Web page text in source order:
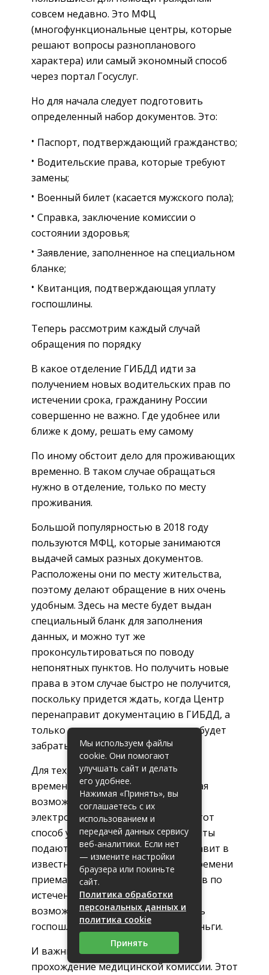
совсем недавно. Это МФЦ
(многофункциональные центры, которые
решают вопросы разнопланового
характера) или самый экономный способ
через портал Госуслуг.
Но для начала следует подготовить
определенный набор документов. Это:
Паспорт, подтверждающий гражданство;
Водительские права, которые требуют
замены;
Военный билет (касается мужского пола);
Справка, заключение комиссии о
состоянии здоровья;
Заявление, заполненное на специальном
бланке;
Квитанция, подтверждающая уплату
госпошлины.
Теперь рассмотрим каждый случай
обращения по порядку
В какое отделение ГИБДД идти за
получением новых водительских прав по
истечении срока, гражданину России
совершенно не важно. Где удобнее или
ближе к дому, решать ему самому
По иному обстоит дело для проживающих
временно. В таком случае обращаться
нужно в отделение, только по месту
проживания.
Большой популярностью в 2018 году
пользуются МФЦ, которые занимаются
выдачей самых разных документов.
Расположены они по месту жительства,
поэтому делают обращение в них очень
удобным. Здесь на месте будет выдан
специальный бланк для заполнения
данных, и можно тут же
проконсультироваться по поводу
непонятных пунктов. Но получить новые
права в этом случае быстро не получится,
поскольку придется ждать, когда Центр
перенаправит документацию в ГИБДД, а
только по возвращении их можно будет
забрать.
Для тех, кто сильно дорожит своим
временем, недавно появилась новая
возможность воспользоваться
электронным порталом Госуслуг. Этот
способ удобен тем, что все документы
подаются онлайн. Программа поставит в
известность о конкретном дне и времени
приема в пункте выдачи новых прав по
истечении срока. К тому же есть
возможность прямо здесь оплатить
госпошлину, сэкономив время и деньги.
И важным моментом остается
прохождение медицинской комиссии. Этот
Мы используем файлы
cookie. Они помогают
улучшать сайт и делать
его удобнее.
Нажимая «Принять», вы
соглашаетесь с их
использованием и
передачей данных сервису
веб-аналитики. Если нет
— измените настройки
браузера или покиньте
сайт.
Политика обработки
персональных данных и
политика cookie
Принять